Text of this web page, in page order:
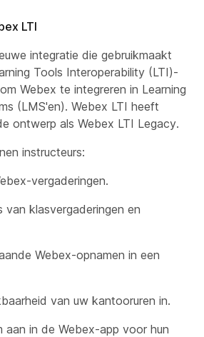
LTI
integratie die gebruikmaakt
Tools Interoperability (LTI)-
Webex te integreren in Learning
(LMS'en). Webex LTI heeft
ontwerp als Webex LTI Legacy.
instructeurs:
vergaderingen.
van klasvergaderingen en
Webex-opnamen in een
van uw kantooruren in.
aan in de Webex-app voor hun